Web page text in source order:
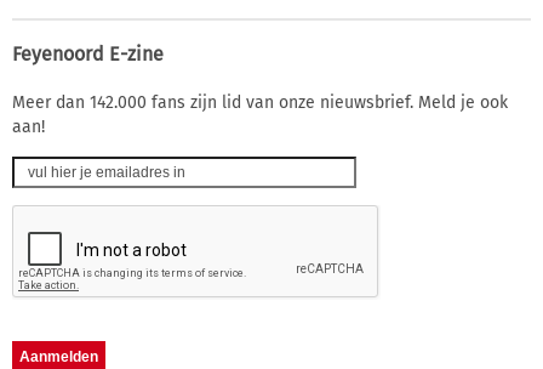
Feyenoord E-zine
Meer dan 142.000 fans zijn lid van onze nieuwsbrief. Meld je ook
aan!